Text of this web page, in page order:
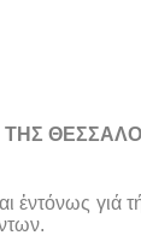
ἐντόνως